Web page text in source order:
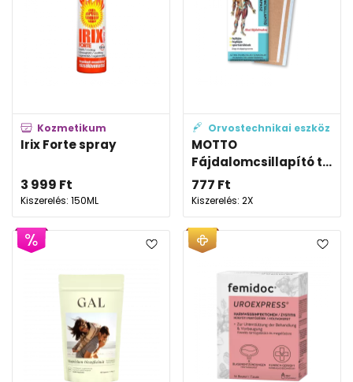
Kozmetikum
Irix Forte spray
3 999 Ft
Kiszerelés: 150ML
Orvostechnikai eszköz
MOTTO
Fájdalomcsillapító t...
777 Ft
Kiszerelés: 2X